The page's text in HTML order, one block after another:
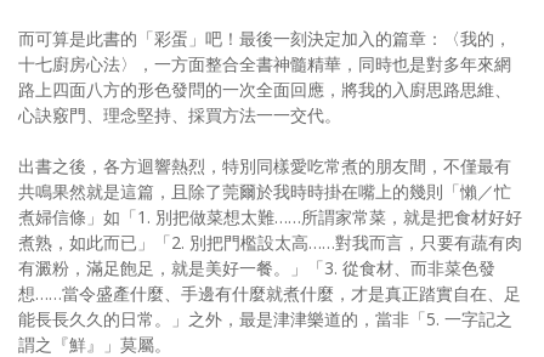
個人著作
活動實況記錄
媒體報導一覽
合作與代言
訂閱電子報
而可算是此書的「彩蛋」吧！最後一刻決定加入的篇章：〈我的，
十七廚房心法〉，一方面整合全書神髓精華，同時也是對多年來網
路上四面八方的形色發問的一次全面回應，將我的入廚思路思維、
心訣竅門、理念堅持、採買方法一一交代。
出書之後，各方迴響熱烈，特別同樣愛吃常煮的朋友間，不僅最有
共鳴果然就是這篇，且除了莞爾於我時時掛在嘴上的幾則「懶／忙
煮婦信條」如「1. 別把做菜想太難……所謂家常菜，就是把食材好好
煮熟，如此而已」「2. 別把門檻設太高……對我而言，只要有蔬有肉
有澱粉，滿足飽足，就是美好一餐。」「3. 從食材、而非菜色發
想……當令盛產什麼、手邊有什麼就煮什麼，才是真正踏實自在、足
能長長久久的日常。」之外，最是津津樂道的，當非「5. 一字記之
謂之『鮮』」莫屬。